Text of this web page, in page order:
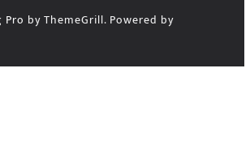
Pro by ThemeGrill. Powered by